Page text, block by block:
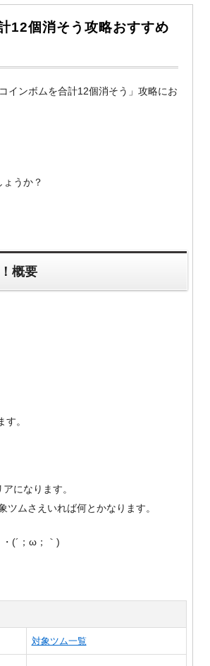
12個消そう攻略おすすめ
インボムを合計12個消そう」攻略にお
うか？
概要
。
になります。
ムさえいれば何とかなります。
(´；ω；｀)
対象ツム一覧